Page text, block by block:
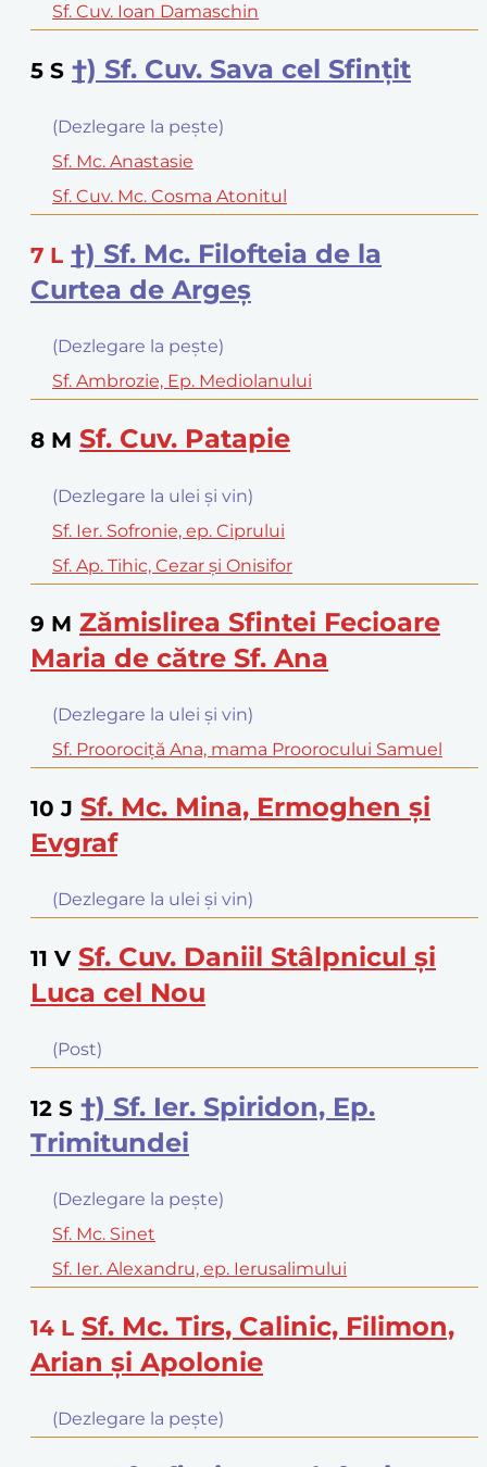
Sf. Cuv. Ioan Damaschin
5 S †) Sf. Cuv. Sava cel Sfinţit
(Dezlegare la peşte)
Sf. Mc. Anastasie
Sf. Cuv. Mc. Cosma Atonitul
7 L †) Sf. Mc. Filofteia de la
Curtea de Argeş
(Dezlegare la peşte)
Sf. Ambrozie, Ep. Mediolanului
8 M Sf. Cuv. Patapie
(Dezlegare la ulei şi vin)
Sf. Ier. Sofronie, ep. Ciprului
Sf. Ap. Tihic, Cezar şi Onisifor
9 M Zămislirea Sfintei Fecioare
Maria de către Sf. Ana
(Dezlegare la ulei şi vin)
Sf. Proorociţă Ana, mama Proorocului Samuel
10 J Sf. Mc. Mina, Ermoghen şi
Evgraf
(Dezlegare la ulei şi vin)
11 V Sf. Cuv. Daniil Stâlpnicul şi
Luca cel Nou
(Post)
12 S †) Sf. Ier. Spiridon, Ep.
Trimitundei
(Dezlegare la peşte)
Sf. Mc. Sinet
Sf. Ier. Alexandru, ep. Ierusalimului
14 L Sf. Mc. Tirs, Calinic, Filimon,
Arian şi Apolonie
(Dezlegare la peşte)